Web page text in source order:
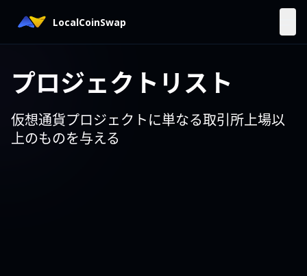
LocalCoinSwap
プロジェクトリスト
仮想通貨プロジェクトに単なる取引所上場以
上のものを与える